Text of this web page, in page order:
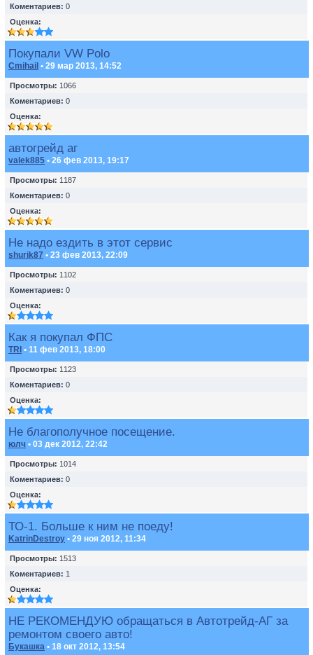
Коментариев: 0
Оценка:
Покупали VW Polo
Cmihail • 29 мар 2013, 14:52
Просмотры: 1066
Коментариев: 0
Оценка:
автогрейд аг
valek885 • 26 фев 2013, 19:17
Просмотры: 1187
Коментариев: 0
Оценка:
Не надо ездить в этот сервис
shurik87 • 23 фев 2013, 22:09
Просмотры: 1102
Коментариев: 0
Оценка:
Как я покупал ФПС
TRI • 11 фев 2013, 18:00
Просмотры: 1123
Коментариев: 0
Оценка:
Не благополучное посещение.
юлч • 03 дек 2012, 22:42
Просмотры: 1014
Коментариев: 0
Оценка:
ТО-1. Больше к ним не поеду!
KatrinDestroy • 29 ноя 2012, 11:34
Просмотры: 1513
Коментариев: 1
Оценка:
НЕ РЕКОМЕНДУЮ обращаться в Автотрейд-АГ за
ремонтом своего авто!
Букашка • 18 окт 2012, 13:54